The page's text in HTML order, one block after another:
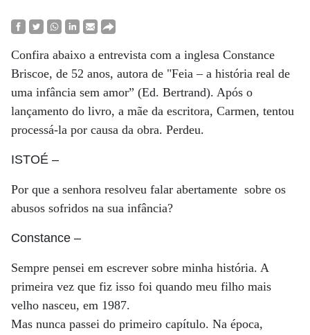
Confira abaixo a entrevista com a inglesa Constance
Briscoe, de 52 anos, autora de "Feia – a história real de
uma infância sem amor” (Ed. Bertrand). Após o
lançamento do livro, a mãe da escritora, Carmen, tentou
processá-la por causa da obra. Perdeu.
ISTOÉ –
Por que a senhora resolveu falar abertamente sobre os
abusos sofridos na sua infância?
Constance –
Sempre pensei em escrever sobre minha história. A
primeira vez que fiz isso foi quando meu filho mais
velho nasceu, em 1987.
Mas nunca passei do primeiro capítulo. Na época,